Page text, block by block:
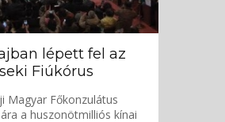
lépett fel az
Fiúkórus
Magyar Főkonzulátus
a huszonötmilliós kínai